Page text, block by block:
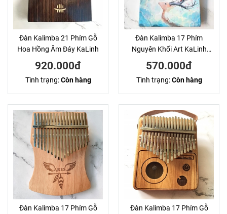
Đàn Kalimba 21 Phím Gỗ
Hoa Hồng Âm Đáy KaLinh
920.000đ
Tình trạng:Còn hàng
Đàn Kalimba 17 Phím
Nguyên Khối Art KaLinh
Hươu
570.000đ
Tình trạng:Còn hàng
Đàn Kalimba 17 Phím Gỗ
Đàn Kalimba 17 Phím Gỗ